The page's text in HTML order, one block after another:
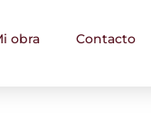
obra Contacto